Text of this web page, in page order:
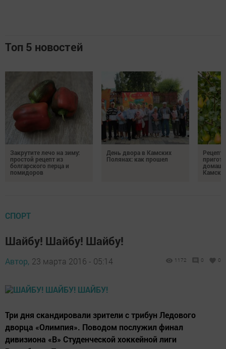
Топ 5 новостей
Закрутите лечо на зиму:
простой рецепт из
болгарского перца и
помидоров
День двора в Камских
Полянах: как прошел
СПОРТ
Шайбу! Шайбу! Шайбу!
Автор, 23 марта 2016 - 05:14 1172 0 0
Три дня скандировали зрители с трибун Ледового
дворца «Олимпия». Поводом послужил финал
дивизиона «В» Студенческой хоккейной лиги